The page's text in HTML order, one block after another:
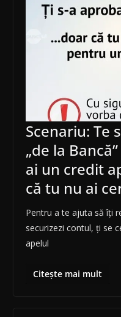
Scenariu: Te
„de la
ai un credit
că tu nu ai
Pentru a te ajuta să îți
securizezi contul, ți se
apelul
Citește mai mult